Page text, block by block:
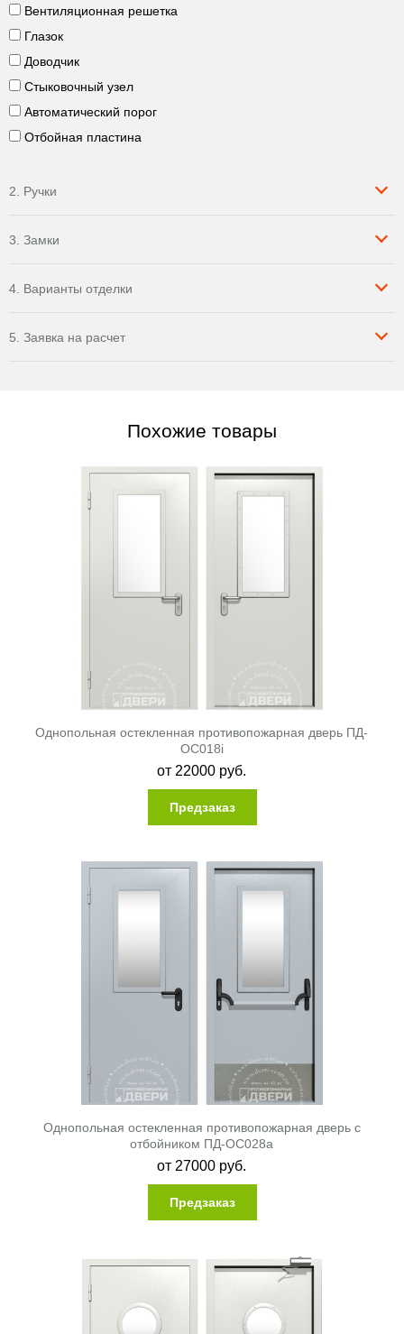
Вентиляционная решетка
Глазок
Доводчик
Стыковочный узел
Автоматический порог
Отбойная пластина
2. Ручки
3. Замки
4. Варианты отделки
5. Заявка на расчет
Похожие товары
Однопольная остекленная противопожарная дверь ПД-
ОС018i
от 22000 руб.
Предзаказ
Однопольная остекленная противопожарная дверь с
отбойником ПД-ОС028a
от 27000 руб.
Предзаказ